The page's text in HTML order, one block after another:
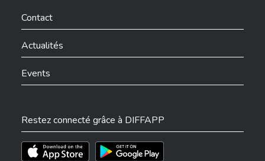
Contact
Actualités
Events
Restez connecté grâce à DIFFAPP
Téléchargez l'app sur l'App StoreTéléchargez l'app sur Play Store